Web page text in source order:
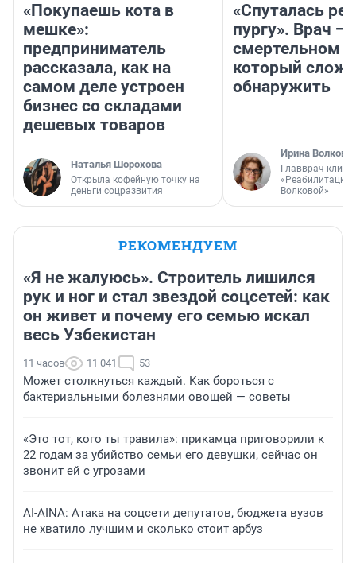
«Покупаешь кота в
мешке»:
предприниматель
рассказала, как на
самом деле устроен
бизнес со складами
дешевых товаров
Наталья Шорохова
Открыла кофейную точку на
деньги соцразвития
«Спуталась
пургу». Врач —
смертельном
который
обнаружить
Ирина Волкова
Главврач
«Реабилитация
Волковой»
РЕКОМЕНДУЕМ
«Я не жалуюсь». Строитель лишился
рук и ног и стал звездой соцсетей: как
он живет и почему его семью искал
весь Узбекистан
11 часов 11 041 53
Может столкнуться каждый. Как бороться с
бактериальными болезнями овощей — советы
«Это тот, кого ты травила»: прикамца приговорили к
22 годам за убийство семьи его девушки, сейчас он
звонит ей с угрозами
AI-AINA: Атака на соцсети депутатов, бюджета вузов
не хватило лучшим и сколько стоит арбуз